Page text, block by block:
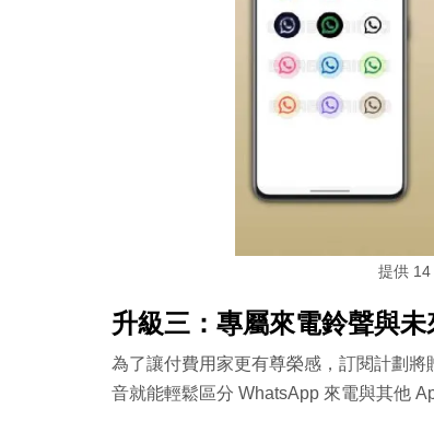
提供 14
升級三：專屬來電鈴聲與
為了讓付費用家更有尊榮感，訂閱計劃
音就能輕鬆區分 WhatsApp 來電與其他